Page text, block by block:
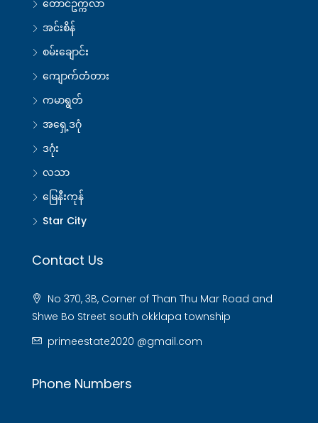
တောင်ဥက္ကလာ
အင်းစိန်
စမ်းချောင်း
ကျောက်တံတား
ကမာရွတ်
အရှေ့ဒဂုံ
ဒဂုံး
လသာ
မြေနီးကုန်
Star City
Contact Us
No 370, 3B, Corner of Than Thu Mar Road and
Shwe Bo Street south okklapa township
primeestate2020 @gmail.com
Phone Numbers